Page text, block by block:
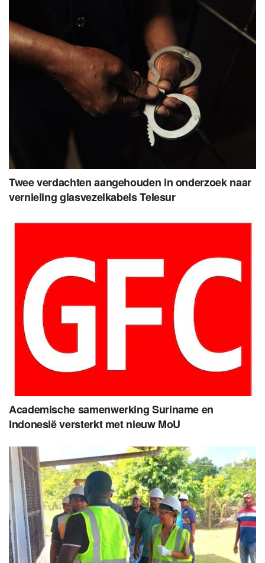
Twee verdachten aangehouden in onderzoek naar
vernieling glasvezelkabels Telesur
Academische samenwerking Suriname en
Indonesië versterkt met nieuw MoU